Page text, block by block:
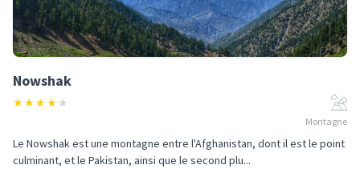
Nowshak
★★★★ ★
Montagne
Le Nowshak est une montagne entre l'Afghanistan, dont il est le point
culminant, et le Pakistan, ainsi que le second plu...